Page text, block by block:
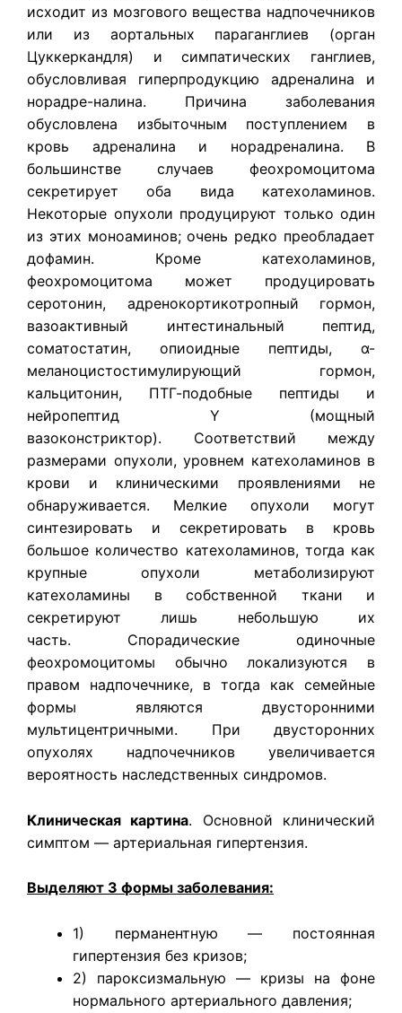
исходит из мозгового вещества надпочечников
или из аортальных параганглиев (орган
Цуккеркандля) и симпатических ганглиев,
обусловливая гиперпродукцию адреналина и
норадре-налина. Причина заболевания
обусловлена избыточным поступлением в
кровь адреналина и норадреналина. В
большинстве случаев феохромоцитома
секретирует оба вида катехоламинов.
Некоторые опухоли продуцируют только один
из этих моноаминов; очень редко преобладает
дофамин. Кроме катехоламинов,
феохромоцитома может продуцировать
серотонин, адренокортикотропный гормон,
вазоактивный интестинальный пептид,
соматостатин, опиоидные пептиды, α-
меланоцистостимулирующий гормон,
кальцитонин, ПТГ-подобные пептиды и
нейропептид Y (мощный
вазоконстриктор). Соответствий между
размерами опухоли, уровнем катехоламинов в
крови и клиническими проявлениями не
обнаруживается. Мелкие опухоли могут
синтезировать и секретировать в кровь
большое количество катехоламинов, тогда как
крупные опухоли метаболизируют
катехоламины в собственной ткани и
секретируют лишь небольшую их
часть. Спорадические одиночные
феохромоцитомы обычно локализуются в
правом надпочечнике, в тогда как семейные
формы являются двусторонними
мультицентричными. При двусторонних
опухолях надпочечников увеличивается
вероятность наследственных синдромов.
Клиническая картина. Основной клинический
симптом — артериальная гипертензия.
Выделяют 3 формы заболевания:
1) перманентную — постоянная
гипертензия без кризов;
2) пароксизмальную — кризы на фоне
нормального артериального давления;